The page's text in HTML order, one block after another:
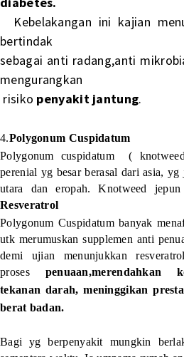
Kebelakangan ini kajian
bertindak
sebagai anti radang,anti
mengurangkan
risiko penyakit jantung.
4.Polygonum Cuspidatum
Polygonum cuspidatum (
perenial yg besar berasal dari asia,
utara dan eropah. Knotweed
Resveratrol
Polygonum Cuspidatum banyak
utk merumuskan supplemen anti
demi ujian menunjukkan
proses penuaan,merendahkan
tekanan darah, meninggikan
berat badan.
Bagi yg berpenyakit mungkin